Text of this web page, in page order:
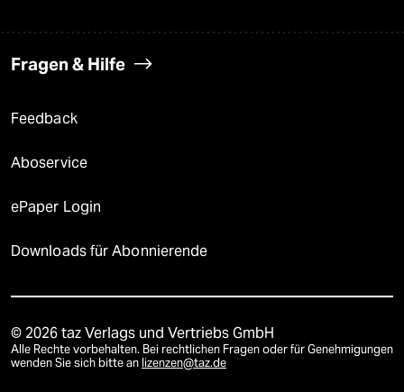
Fragen & Hilfe
Feedback
Aboservice
ePaper Login
Downloads für Abonnierende
© 2026 taz Verlags und Vertriebs GmbH
Alle Rechte vorbehalten. Bei rechtlichen Fragen oder für Genehmigungen
wenden Sie sich bitte an lizenzen@taz.de